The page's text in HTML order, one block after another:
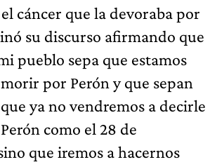
cáncer que la devoraba por
su discurso afirmando que
pueblo sepa que estamos
por Perón y que sepan
ya no vendremos a decirle
como el 28 de
que iremos a hacernos